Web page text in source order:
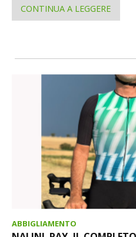
CONTINUA A LEGGERE
ABBIGLIAMENTO